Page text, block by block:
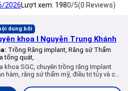
2026Lượt xem: 1980/5(0 Reviews)
dung bởi
khoa I Nguyễn Trung Khánh
Trồng Răng implant, Răng sứ Thẩm
tổng quát,
khoa SGC, chuyên trồng răng Implant
hàm, răng sứ thẩm mỹ, điều trị tủy và các